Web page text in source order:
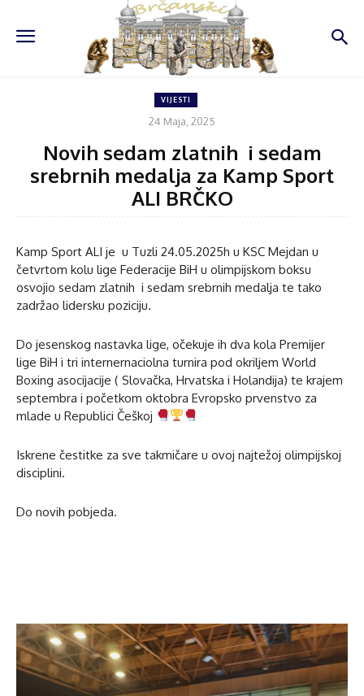
VIJESTI
24 Maja, 2025
Novih sedam zlatnih i sedam
srebrnih medalja za Kamp Sport
ALI BRČKO
Kamp Sport ALI je u Tuzli 24.05.2025h u KSC Mejdan u
četvrtom kolu lige Federacije BiH u olimpijskom boksu
osvojio sedam zlatnih i sedam srebrnih medalja te tako
zadržao lidersku poziciju.
Do jesenskog nastavka lige, očekuje ih dva kola Premijer
lige BiH i tri internernaciolna turnira pod okriljem World
Boxing asocijacije ( Slovačka, Hrvatska i Holandija) te krajem
septembra i početkom oktobra Evropsko prvenstvo za
mlade u Republici Češkoj
Iskrene čestitke za sve takmičare u ovoj najtežoj olimpijskoj
disciplini.
Do novih pobjeda.